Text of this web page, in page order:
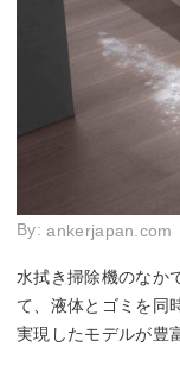
By:ankerjapan.com
水拭き掃除機のなか
て、液体とゴミを同
実現したモデルが豊